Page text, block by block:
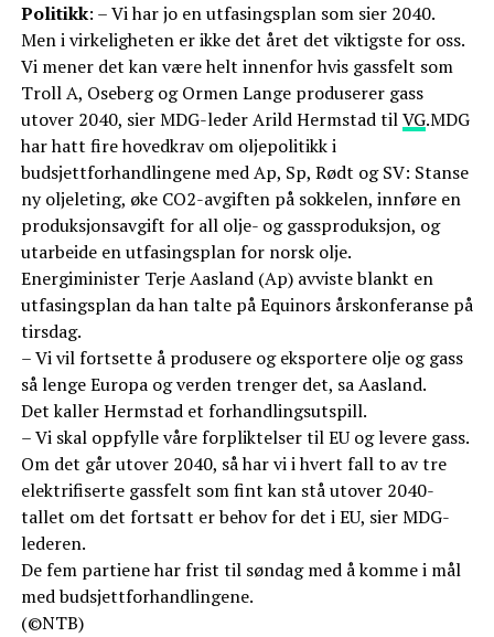
Politikk: – Vi har jo en utfasingsplan som sier 2040.
Men i virkeligheten er ikke det året det viktigste for oss.
Vi mener det kan være helt innenfor hvis gassfelt som
Troll A, Oseberg og Ormen Lange produserer gass
utover 2040, sier MDG-leder Arild Hermstad tilVG.MDG
har hatt fire hovedkrav om oljepolitikk i
budsjettforhandlingene med Ap, Sp, Rødt og SV: Stanse
ny oljeleting, øke CO2-avgiften på sokkelen, innføre en
produksjonsavgift for all olje- og gassproduksjon, og
utarbeide en utfasingsplan for norsk olje.
Energiminister Terje Aasland (Ap) avviste blankt en
utfasingsplan da han talte på Equinors årskonferanse på
tirsdag.
– Vi vil fortsette å produsere og eksportere olje og gass
så lenge Europa og verden trenger det, sa Aasland.
Det kaller Hermstad et forhandlingsutspill.
– Vi skal oppfylle våre forpliktelser til EU og levere gass.
Om det går utover 2040, så har vi i hvert fall to av tre
elektrifiserte gassfelt som fint kan stå utover 2040-
tallet om det fortsatt er behov for det i EU, sier MDG-
lederen.
De fem partiene har frist til søndag med å komme i mål
med budsjettforhandlingene.
(©NTB)